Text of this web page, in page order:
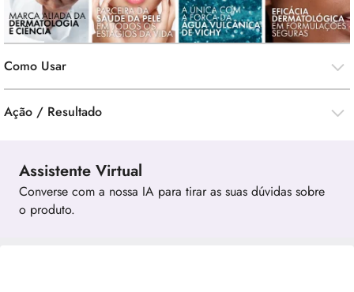
Como Usar
Ação / Resultado
Assistente Virtual
Converse com a nossa IA para tirar as suas dúvidas sobre
o produto.